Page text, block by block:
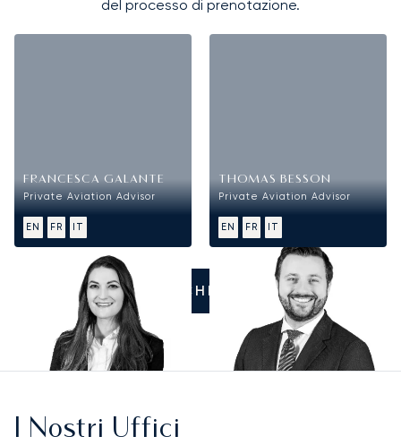
del processo di prenotazione.
FRANCESCA GALANTE
Private Aviation Advisor
EN FR IT
THOMAS BESSON
Private Aviation Advisor
EN FR IT
CI CHIAMI
I Nostri Uffici